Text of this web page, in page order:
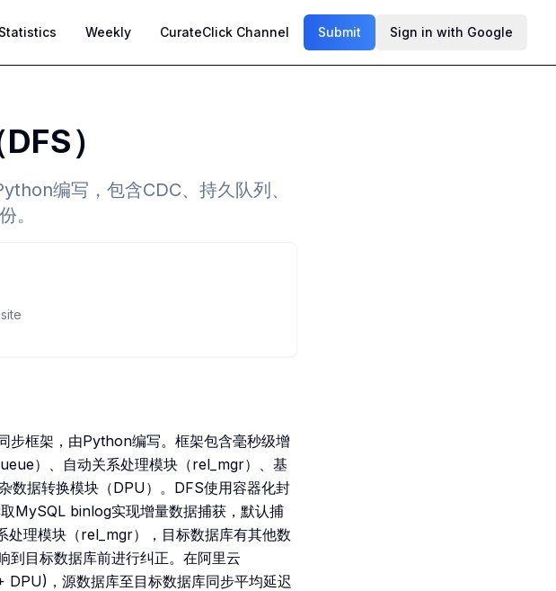
Statistics Weekly CurateClick Channel Submit Sign in with Google
）
编写，包含CDC、持久队列、
。
框架，由Python编写。框架包含毫秒级增
）、自动关系处理模块（rel_mgr）、基
数据转换模块（DPU）。DFS使用容器化封
MySQL binlog实现增量数据捕获，默认捕
理模块（rel_mgr），目标数据库有其他数
到目标数据库前进行纠正。在阿里云
，源数据库至目标数据库同步平均延迟